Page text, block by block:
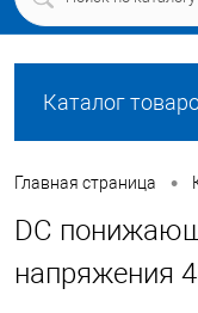
Каталог
Главная страница •
DC
напряжения